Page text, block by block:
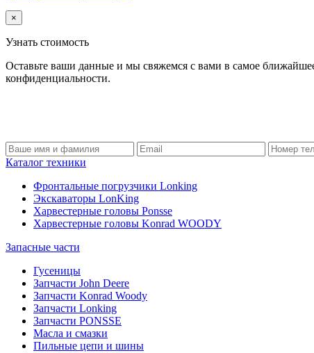
×
Узнать стоимость
Оставьте ваши данные и мы свяжемся с вами в самое
конфиденциальности.
Каталог техники
Фронтальные погрузчики Lonking
Экскаваторы LonKing
Харвестерные головы Ponsse
Харвестерные головы Konrad WOODY
Запасные части
Гусеницы
Запчасти John Deere
Запчасти Konrad Woody
Запчасти Lonking
Запчасти PONSSE
Масла и смазки
Пильные цепи и шины